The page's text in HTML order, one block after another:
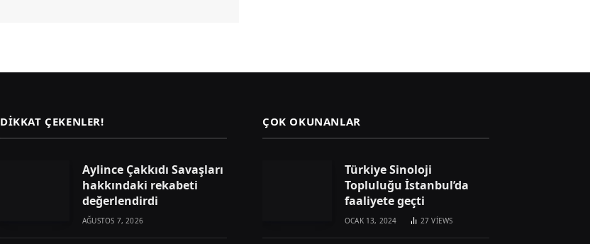
DIKKAT ÇEKENLER!
Aylince Çakkıdı Savaşları
hakkındaki rekabeti
değerlendirdi
AĞUSTOS 7, 2026
ÇOK OKUNANLAR
Türkiye Sinoloji
Topluluğu İstanbul’da
faaliyete geçti
OCAK 13, 2024 27VIEWS